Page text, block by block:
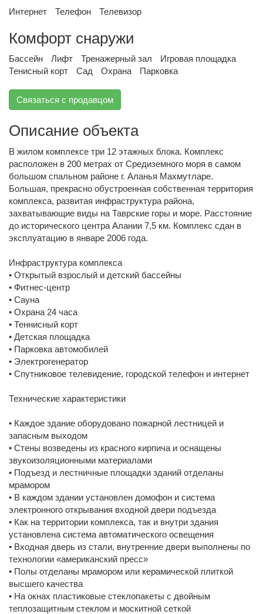
Интернет Телефон Телевизор
Комфорт снаружи
Бассейн Лифт Тренажерный зал
Игровая площадка
Тенисный корт
Сад Охрана Парковка
Связаться с продавцом
Описание объекта
В жилом комплексе три 12 этажных блока. Комплекс
расположен в 200 метрах от Средиземного моря в самом
большом спальном районе г. Аланья Махмутларе.
Большая, прекрасно обустроенная собственная территория
комплекса, развитая инфраструктура района,
захватывающие виды на Таврские горы и море. Расстояние
до исторического центра Алании 7,5 км. Комплекс сдан в
эксплуатацию в январе 2006 года.
Инфраструктура комплекса
• Открытый взрослый и детский бассейны
• Фитнес-центр
• Сауна
• Охрана 24 часа
• Теннисный корт
• Детская площадка
• Парковка автомобилей
• Электрогенератор
• Спутниковое телевидение, городской телефон и интернет
Технические характеристики
• Каждое здание оборудовано пожарной лестницей и
запасным выходом
• Стены возведены из красного кирпича и оснащены
звукоизоляционными материалами
• Подъезд и лестничные площадки зданий отделаны
мрамором
• В каждом здании установлен домофон и система
электронного открывания входной двери подъезда
• Как на территории комплекса, так и внутри здания
установлена система автоматического освещения
• Входная дверь из стали, внутренние двери выполнены по
технологии «американский пресс»
• Полы отделаны мрамором или керамической плиткой
высшего качества
• На окнах пластиковые стеклопакеты с двойным
теплозащитным стеклом и москитной сеткой